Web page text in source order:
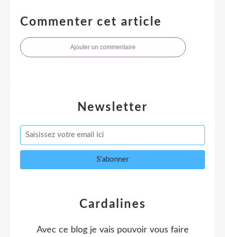
Commenter cet article
Ajouter un commentaire
Newsletter
Cardalines
Avec ce blog je vais pouvoir vous faire